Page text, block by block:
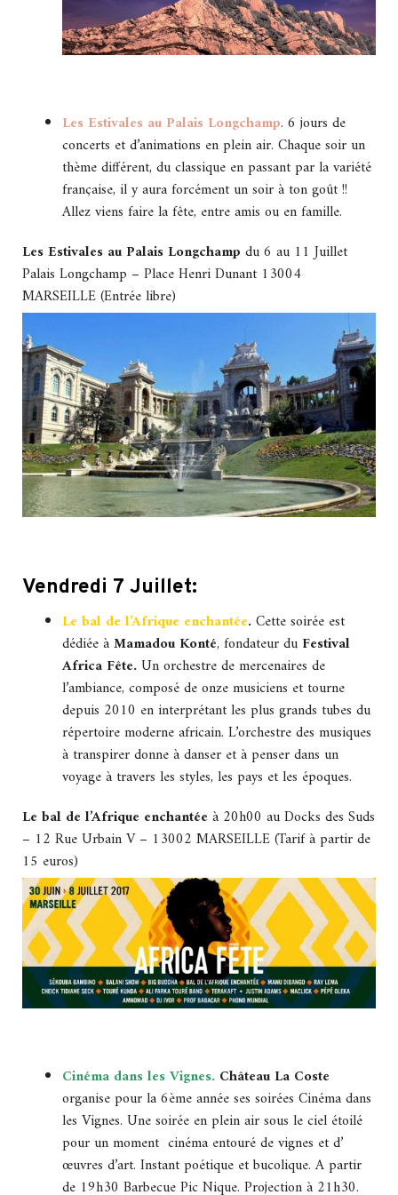
Les Estivales au Palais Longchamp. 6 jours de
concerts et d’animations en plein air. Chaque soir un
thème différent, du classique en passant par la variété
française, il y aura forcément un soir à ton goût !!
Allez viens faire la fête, entre amis ou en famille.
Les Estivales au Palais Longchamp du 6 au 11 Juillet
Palais Longchamp – Place Henri Dunant 13004
MARSEILLE (Entrée libre)
Vendredi 7 Juillet:
Le bal de l’Afrique enchantée. Cette soirée est
dédiée àMamadou Konté, fondateur du Festival
Africa Fête. Un orchestre de mercenaires de
l’ambiance, composé de onze musiciens et tourne
depuis 2010 en interprétant les plus grands tubes du
répertoire moderne africain. L’orchestre des musiques
à transpirer donne à danser et à penser dans un
voyage à travers les styles, les pays et les époques.
Le bal de l’Afrique enchantée à 20h00 au Docks des Suds
– 12 Rue Urbain V – 13002 MARSEILLE (Tarif à partir de
15 euros)
Cinéma dans les Vignes. Château La Coste
organise pour la 6ème année ses soirées Cinéma dans
les Vignes. Une soirée en plein air sous le ciel étoilé
pour un moment cinéma entouré de vignes et d’
œuvres d’art. Instant poétique et bucolique. A partir
de 19h30 Barbecue Pic Nique. Projection à 21h30.